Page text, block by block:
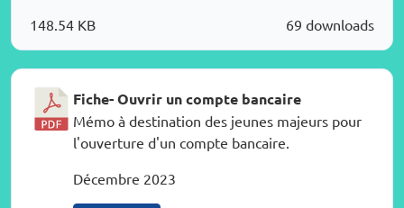
69 downloads
148.54 KB
Fiche- Ouvrir un compte bancaire
Mémo à destination des jeunes majeurs pour
l'ouverture d'un compte bancaire.
Décembre 2023